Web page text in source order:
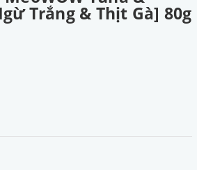
Trắng & Thịt Gà] 80g